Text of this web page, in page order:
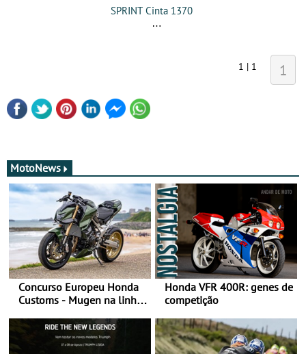
SPRINT Cinta 1370
1 | 1 1
MotoNews
Concurso Europeu Honda
Customs - Mugen na linha
ganhar
Honda VFR 400R: genes de
competição